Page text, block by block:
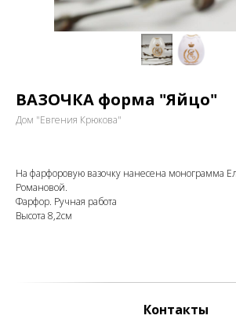
ВАЗОЧКА форма "Яйцо"
Дом "Евгения Крюкова"
На фарфоровую вазочку нанесена монограмма
Романовой.
Фарфор. Ручная работа
Высота 8,2см
Контакты